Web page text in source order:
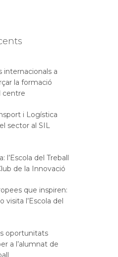
internacionals a
la formació
centre
i Logística
sector al SIL
l’Escola del Treball
de la Innovació
que inspiren:
visita l’Escola del
oportunitats
a l’alumnat de